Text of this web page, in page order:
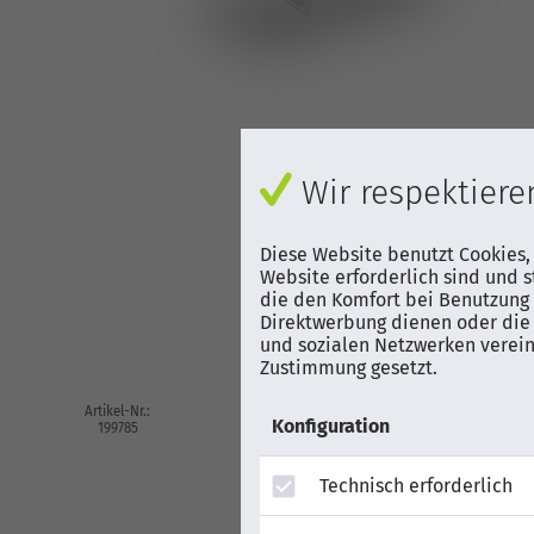
Wir
Diese Website benutzt
Website erforderlich sind und
die den Komfort bei
Direktwerbung dienen oder
und sozialen Netzwerken
Zustimmung gesetzt.
Konfiguration
Technisch erforderlich
Artikel-Nr.:
199785
4251786212460